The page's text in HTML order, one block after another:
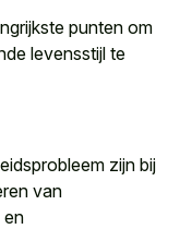
punten om
levensstijl te
zijn bij
van
en